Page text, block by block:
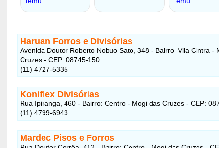
Haruan Forros e Divisórias
Avenida Doutor Roberto Nobuo Sato, 348 - Bairro: Vila Cintra -
Cruzes - CEP: 08745-150
(11) 4727-5335
Koniflex Divisórias
Rua Ipiranga, 460 - Bairro: Centro - Mogi das Cruzes - CEP:
(11) 4799-6943
Mardec Pisos e Forros